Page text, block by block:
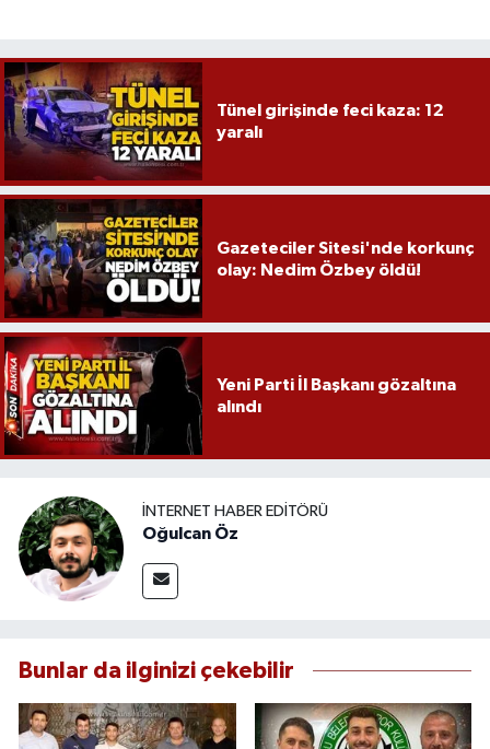
Tünel girişinde feci kaza: 12
yaralı
Gazeteciler Sitesi'nde korkunç
olay: Nedim Özbey öldü!
Yeni Parti İl Başkanı gözaltına
alındı
İNTERNET HABER EDITÖRÜ
Oğulcan Öz
Bunlar da ilginizi çekebilir